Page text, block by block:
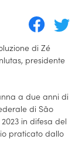
di Zé
presidente
a due anni di
di São
in difesa del
praticato dallo